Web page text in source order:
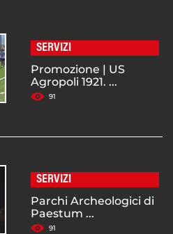
SERVIZI
Promozione | US
Agropoli 1921. ...
91
SERVIZI
Parchi Archeologici di
Paestum ...
91